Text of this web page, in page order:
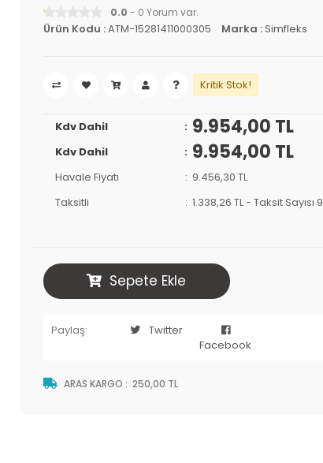
0.0 - 0 Yorum var.
Ürün Kodu :ATM-15281411000305 Marka :Simfleks
Kritik Stok!
Kdv Dahil 9.954,00 TL
Kdv Dahil 9.954,00 TL
Havale Fiyatı
9.456,30 TL
Taksitli
1.338,26 TL- Taksit Sayısı 9
Sepete Ekle
Paylaş:
Twitter
Facebook
ARAS KARGO : 250,00 TL